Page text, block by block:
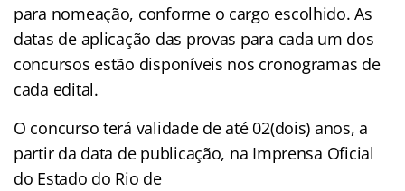
para nomeação, conforme o cargo escolhido. As
datas de aplicação das provas para cada um dos
concursos estão disponíveis nos cronogramas de
cada edital.
O concurso terá validadede até 02(dois) anos, a
partir da data de publicação, na Imprensa Oficial
do Estado do Rio de